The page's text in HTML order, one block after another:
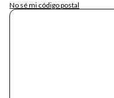
No sé mi código postal